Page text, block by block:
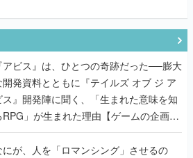
アビス』は、ひとつの奇跡だった──膨大
開発資料とともに『テイルズ オブ ジ ア
ス』開発陣に聞く、「生まれた意味を知
RPG」が生まれた理由【ゲームの企画
】
にが、人を「ロマンシング」させるの